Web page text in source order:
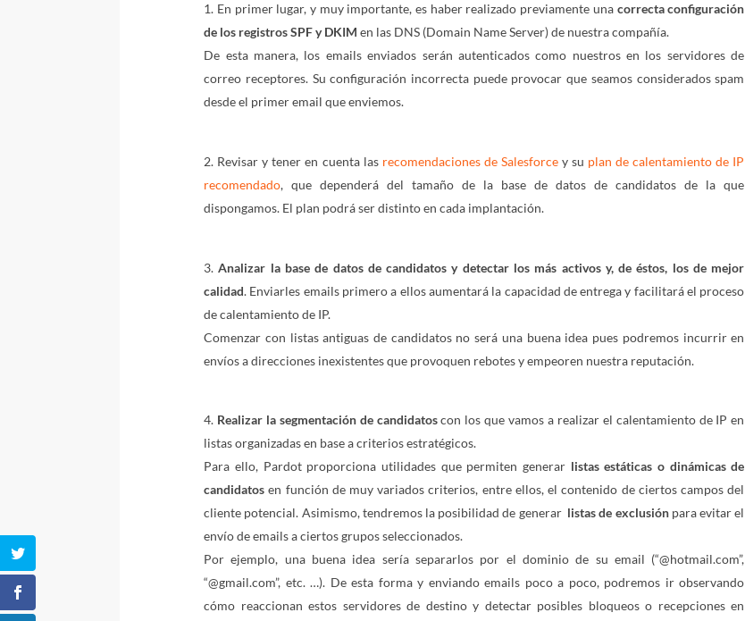
En primer lugar, y muy importante, es haber realizado previamente una correcta configuración
de los registros SPF y DKIM en las DNS (Domain Name Server) de nuestra compañía.
De esta manera, los emails enviados serán autenticados como nuestros en los servidores de
correo receptores. Su configuración incorrecta puede provocar que seamos considerados spam
desde el primer email que enviemos.
Revisar y tener en cuenta las recomendaciones de Salesforcey su plan de calentamiento de IP
recomendado, que dependerá del tamaño de la base de datos de candidatos de la que
dispongamos. El plan podrá ser distinto en cada implantación.
Analizar la base de datos de candidatos y detectar los más activos y, de éstos, los de mejor
calidad. Enviarles emails primero a ellos aumentará la capacidad de entrega y facilitará el proceso
de calentamiento de IP.
Comenzar con listas antiguas de candidatos no será una buena idea pues podremos incurrir en
envíos a direcciones inexistentes que provoquen rebotes y empeoren nuestra reputación.
Realizar la segmentación de candidatoscon los que vamos a realizar el calentamiento de IP en
listas organizadas en base a criterios estratégicos.
Para ello, Pardot proporciona utilidades que permiten generar listas estáticas o dinámicas de
candidatos en función de muy variados criterios, entre ellos, el contenido de ciertos campos del
cliente potencial. Asimismo, tendremos la posibilidad de generar listas de exclusiónpara evitar el
envío de emails a ciertos grupos seleccionados.
Por ejemplo, una buena idea sería separarlos por el dominio de su email (“@hotmail.com”,
“@gmail.com”, etc. …). De esta forma y enviando emails poco a poco, podremos ir observando
cómo reaccionan estos servidores de destino y detectar posibles bloqueos o recepciones en